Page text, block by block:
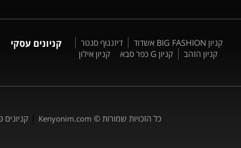
קניון BIG FASHION אשדוד
דיזנגוף סנטר
קניון הזהב
קניון G כפר סבא קניון אילון
קניונים עסקי
כל הזכויות שמורות © Kenyonim.com
|קניונים